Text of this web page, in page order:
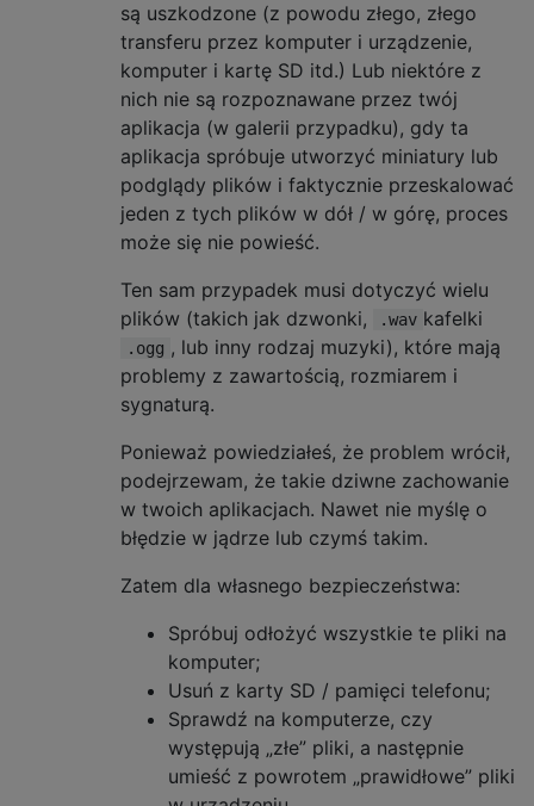
są uszkodzone (z powodu złego, złego
transferu przez komputer i urządzenie,
komputer i kartę SD itd.) Lub niektóre z
nich nie są rozpoznawane przez twój
aplikacja (w galerii przypadku), gdy ta
aplikacja spróbuje utworzyć miniatury lub
podglądy plików i faktycznie przeskalować
jeden z tych plików w dół / w górę, proces
może się nie powieść.
Ten sam przypadek musi dotyczyć wielu
plików (takich jak dzwonki,
.wav kafelki
.ogg , lub inny rodzaj muzyki), które mają
problemy z zawartością, rozmiarem i
sygnaturą.
Ponieważ powiedziałeś, że problem wrócił,
podejrzewam, że takie dziwne zachowanie
w twoich aplikacjach. Nawet nie myślę o
błędzie w jądrze lub czymś takim.
Zatem dla własnego bezpieczeństwa:
Spróbuj odłożyć wszystkie te pliki na
komputer;
Usuń z karty SD / pamięci telefonu;
Sprawdź na komputerze, czy
występują „złe” pliki, a następnie
umieść z powrotem „prawidłowe” pliki